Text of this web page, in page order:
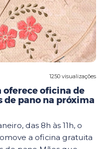
1250 visualizações
oferece oficina de
de pano na próxima
das 8h às 11h, o
a oficina gratuita